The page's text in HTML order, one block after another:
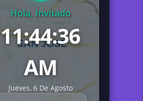
Hola, Invitado
11:44:37
AM
Jueves, 6 De Agosto